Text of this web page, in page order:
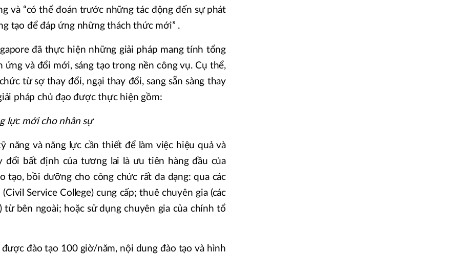
và “có thể đoán trước những tác động đến sự phát
tạo để đáp ứng những thách thức mới” .
đã thực hiện những giải pháp mang tính tổng
ứng và đổi mới, sáng tạo trong nền công vụ. Cụ thể,
từ sợ thay đổi, ngại thay đổi, sang sẵn sàng thay
pháp chủ đạo được thực hiện gồm:
lực mới cho nhân sự
năng và năng lực cần thiết để làm việc hiệu quả và
đổi bất định của tương lai là ưu tiên hàng đầu của
tạo, bồi dưỡng cho công chức rất đa dạng: qua các
Service College) cung cấp; thuê chuyên gia (các
bên ngoài; hoặc sử dụng chuyên gia của chính tổ
đào tạo 100 giờ/năm, nội dung đào tạo và hình